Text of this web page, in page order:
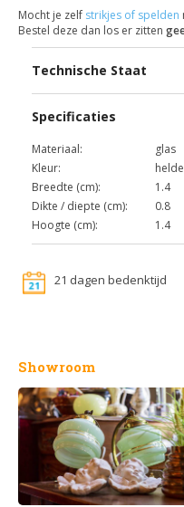
Mocht je zelf strikjes of spelden
Bestel deze dan los er zitten
Technische Staat
Specificaties
Materiaal:
glas
Kleur:
Breedte (cm):
1.4
Dikte / diepte (cm):
0.8
Hoogte (cm):
1.4
21 dagen bedenktijd
Showroom